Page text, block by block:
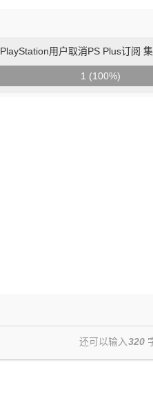
PlayStation用户取消PS Plus订阅
1 (100%)
还可以输入320